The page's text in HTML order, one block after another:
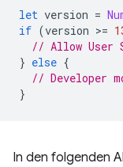
let version =
if (version >=
// Allow User
} else {
// Developer
}
In den folgenden